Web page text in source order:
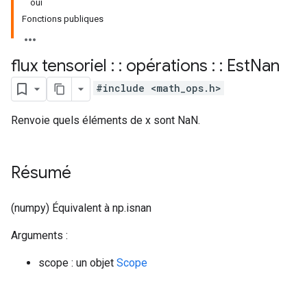
oui
Fonctions publiques
flux tensoriel : : opérations : : EstNan
#include <math_ops.h>
Renvoie quels éléments de x sont NaN.
Résumé
(numpy) Équivalent à np.isnan
Arguments :
scope : un objet Scope